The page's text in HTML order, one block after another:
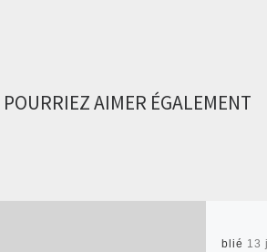
AIMER ÉGALEMENT
Publié 13